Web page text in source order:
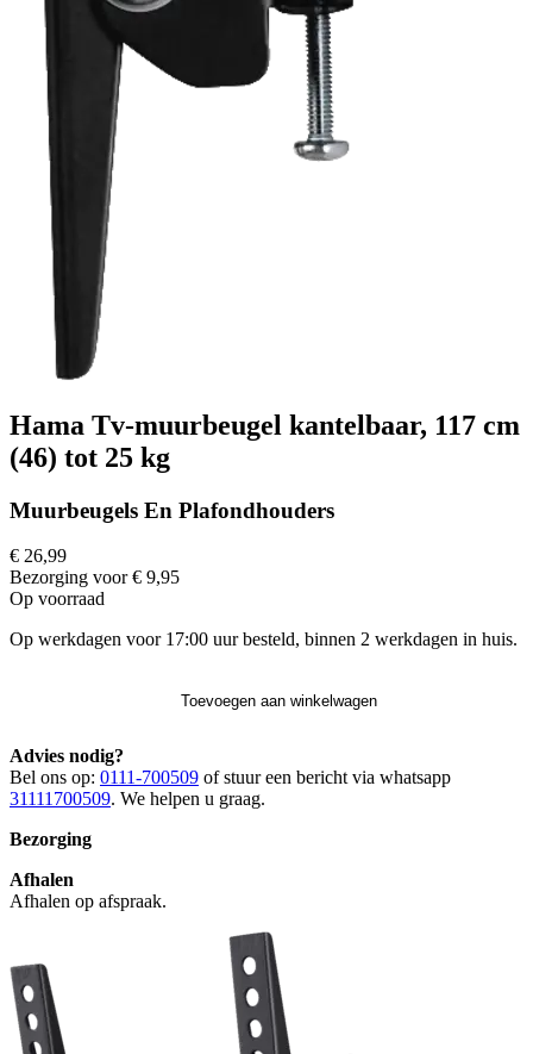
Hama Tv-muurbeugel kantelbaar, 117 cm
(46) tot 25 kg
Muurbeugels En Plafondhouders
€ 26,99
Bezorging voor € 9,95
Op voorraad
Op werkdagen voor 17:00 uur besteld, binnen 2 werkdagen in huis.
Toevoegen aan winkelwagen
Advies nodig?
Bel ons op: 0111-700509 of stuur een bericht via whatsapp
31111700509. We helpen u graag.
Bezorging
Afhalen
Afhalen op afspraak.